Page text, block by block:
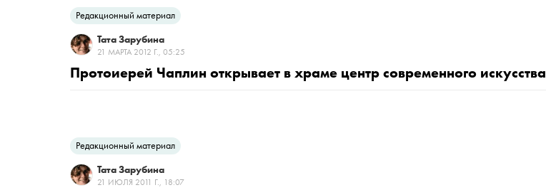
Редакционный материал
Тата Зарубина
21 МАРТА 2012 Г., 05:25
Протоиерей Чаплин открывает в храме центр современного искусства
Редакционный материал
Тата Зарубина
21 ИЮЛЯ 2011 Г., 18:07